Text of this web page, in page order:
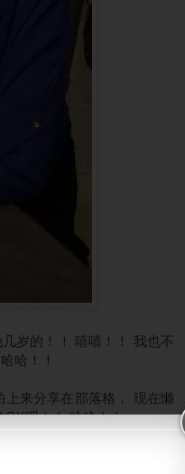
岁的！！ 嘻嘻！！ 我也不
哈！！
来分享在部落格， 现在懒
OK吧！！ 哈哈！！